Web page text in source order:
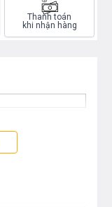
Thanh toán
khi nhận hàng